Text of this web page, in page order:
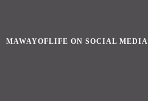
MAWAYOFLIFE ON SOCIAL MEDIA